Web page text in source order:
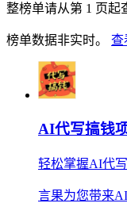
整榜单请从第 1 页起
榜单数据非实时。 查
AI代写搞钱
轻松掌握AI代
言果为您带来